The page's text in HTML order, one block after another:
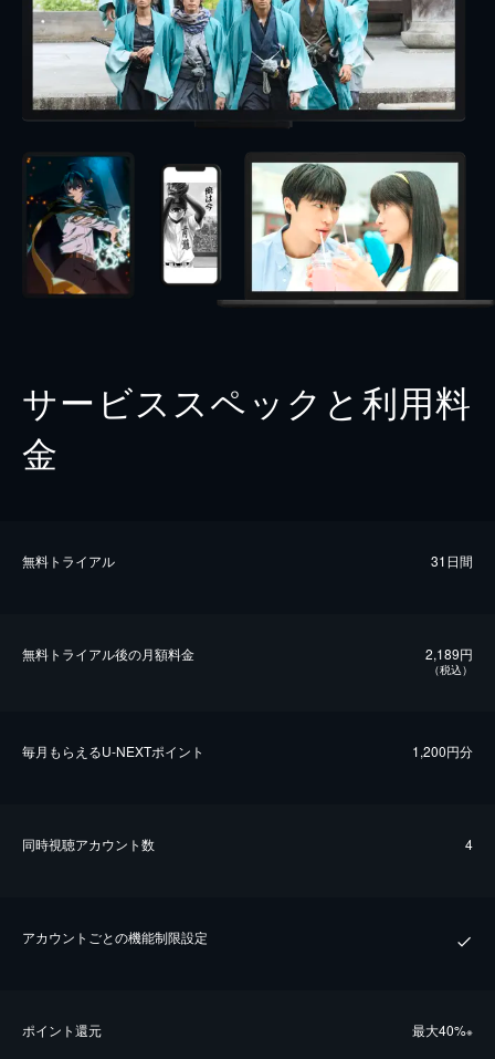
サービススペックと利用料
金
無料トライアル 31日間
無料トライアル後の⽉額料金 2,189円
（税込）
毎⽉もらえるU-NEXTポイント 1,200円分
同時視聴アカウント数 4
アカウントごとの機能制限設定
ポイント還元 最⼤40%※